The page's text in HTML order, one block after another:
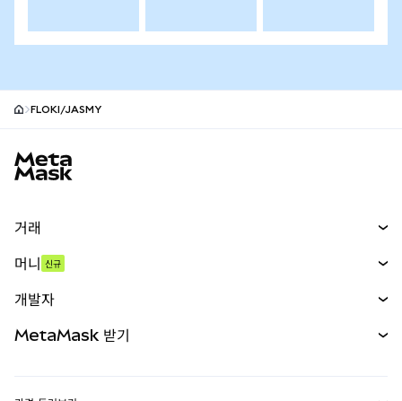
FLOKI/JASMY
거래
무기한 선물
실물자산
머니 신규
개발자
MetaMask 받기